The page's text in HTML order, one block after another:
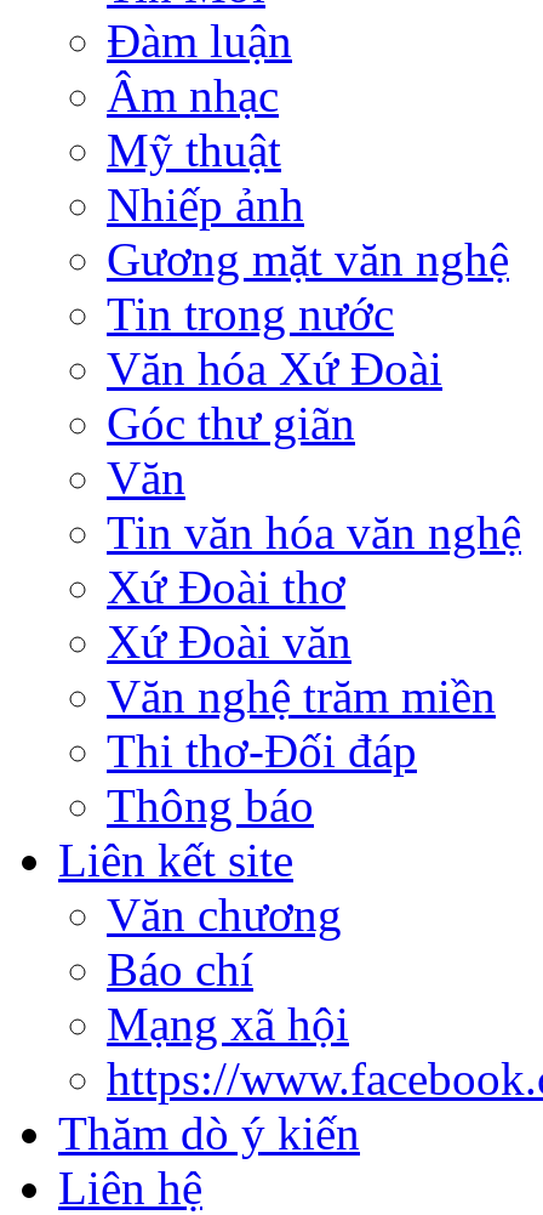
Đàm luận
Âm nhạc
Mỹ thuật
Nhiếp ảnh
Gương mặt văn nghệ
Tin trong nước
Văn hóa Xứ Đoài
Góc thư giãn
Văn
Tin văn hóa văn nghệ
Xứ Đoài thơ
Xứ Đoài văn
Văn nghệ trăm miền
Thi thơ-Đối đáp
Thông báo
Liên kết site
Văn chương
Báo chí
Mạng xã hội
https://
Thăm dò ý kiến
Liên hệ